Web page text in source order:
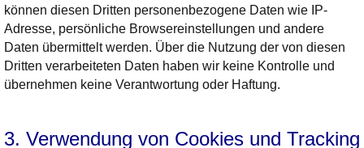
können diesen Dritten personenbezogene Daten wie IP-
Adresse, persönliche Browsereinstellungen und andere
Daten übermittelt werden. Über die Nutzung der von diesen
Dritten verarbeiteten Daten haben wir keine Kontrolle und
übernehmen keine Verantwortung oder Haftung.
3. Verwendung von Cookies und Tracking